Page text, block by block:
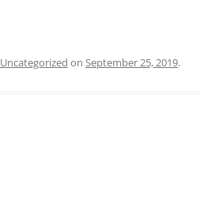
Uncategorized on September 25, 2019.